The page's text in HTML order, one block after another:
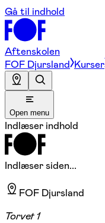
Gå til indhold
Aftenskolen
FOF Djursland Kurser
Open menu
Indlæser indhold
Indlæser siden...
FOF Djursland
Torvet 1